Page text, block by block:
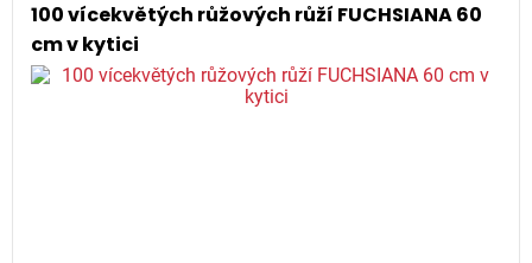
100 vícekvětých růžových růží FUCHSIANA 60
cm v kytici